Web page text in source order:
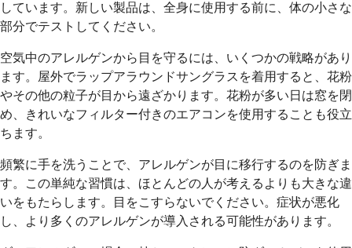
しています。新しい製品は、全身に使用する前に、体の小さな
部分でテストしてください。
空気中のアレルゲンから目を守るには、いくつかの戦略があり
ます。屋外でラップアラウンドサングラスを着用すると、花粉
やその他の粒子が目から遠ざかります。花粉が多い日は窓を閉
め、きれいなフィルター付きのエアコンを使用することも役立
ちます。
頻繁に手を洗うことで、アレルゲンが目に移行するのを防ぎま
す。この単純な習慣は、ほとんどの人が考えるよりも大きな違
いをもたらします。目をこすらないでください。症状が悪化
し、より多くのアレルゲンが導入される可能性があります。